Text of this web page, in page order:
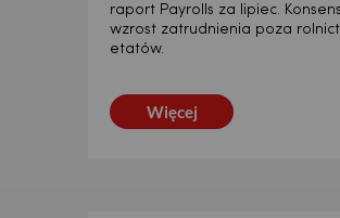
raport Payrolls za lipiec.
wzrost zatrudnienia poza
etatów.
Więcej